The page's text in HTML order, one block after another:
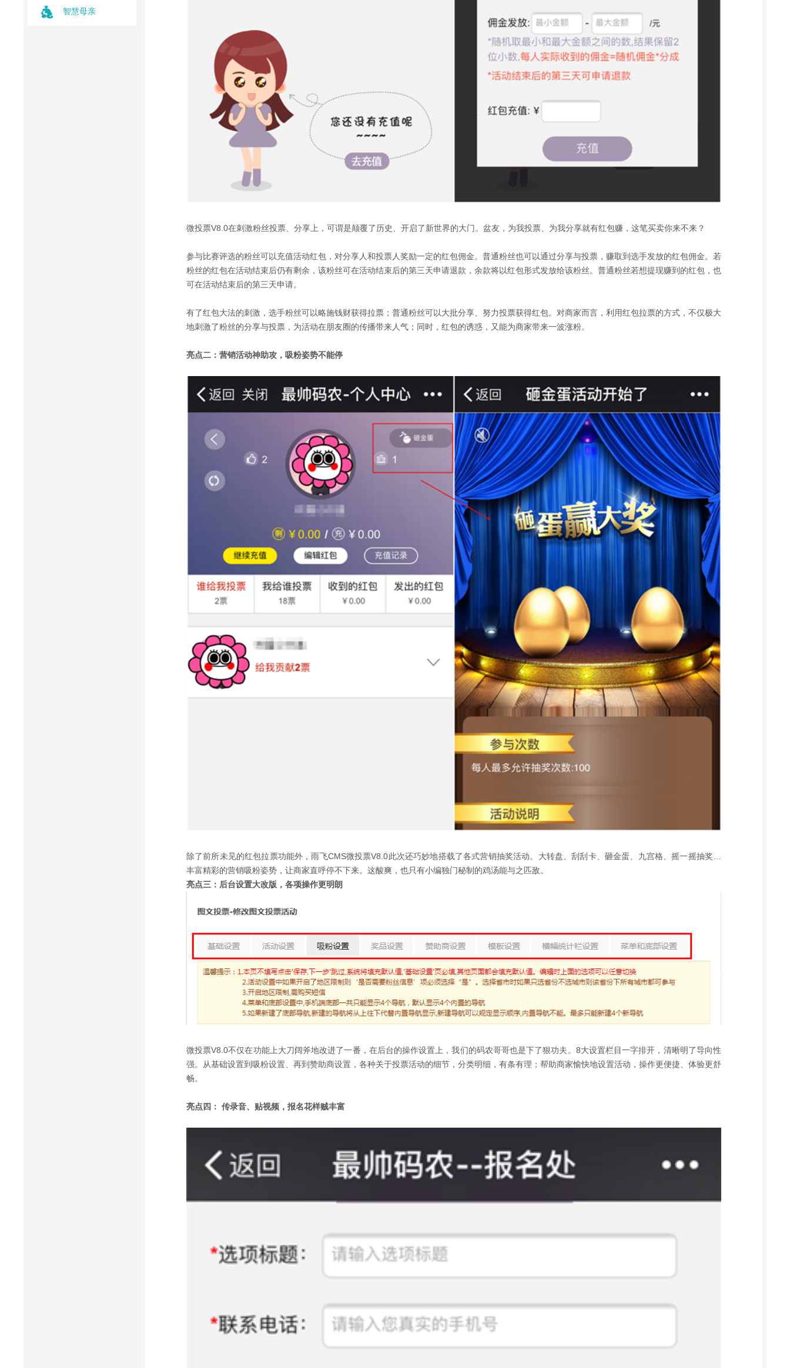
智慧母亲
微投票V8.0在刺激粉丝投票、分享上，可谓是颠覆了历史、开启了新世界的大门。盆友，为我投票、为我分享就有红包赚，这笔买卖你来不来？
参与比赛评选的粉丝可以充值活动红包，对分享人和投票人奖励一定的红包佣金。普通粉丝也可以通过分享与投票，赚取到选手发放的红包佣金。若
粉丝的红包在活动结束后仍有剩余，该粉丝可在活动结束后的第三天申请退款，余款将以红包形式发放给该粉丝。普通粉丝若想提现赚到的红包，也
可在活动结束后的第三天申请。
有了红包大法的刺激，选手粉丝可以略施钱财获得拉票；普通粉丝可以大批分享、努力投票获得红包。对商家而言，利用红包拉票的方式，不仅极大
地刺激了粉丝的分享与投票，为活动在朋友圈的传播带来人气；同时，红包的诱惑，又能为商家带来一波涨粉。
亮点二：营销活动神助攻，吸粉姿势不能停
除了前所未见的红包拉票功能外，雨飞CMS微投票V8.0此次还巧妙地搭载了各式营销抽奖活动。大转盘、刮刮卡、砸金蛋、九宫格、摇一摇抽奖…
丰富精彩的营销吸粉姿势，让商家直呼停不下来。这酸爽，也只有小编独门秘制的鸡汤能与之匹敌。
亮点三：后台设置大改版，各项操作更明朗
微投票V8.0不仅在功能上大刀阔斧地改进了一番，在后台的操作设置上，我们的码农哥哥也是下了狠功夫。8大设置栏目一字排开，清晰明了导向性
强。从基础设置到吸粉设置、再到赞助商设置，各种关于投票活动的细节，分类明细，有条有理；帮助商家愉快地设置活动，操作更便捷、体验更舒
畅。
亮点四： 传录音、贴视频，报名花样贼丰富